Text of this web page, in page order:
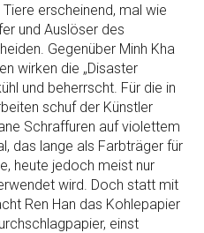
erscheinend, mal wie
und Auslöser des
Gegenüber Minh Kha
wirken die „Disaster
und beherrscht. Für die in
schuf der Künstler
Schraffuren auf violettem
das lange als Farbträger für
heute jedoch meist nur
wird. Doch statt mit
Ren Han das Kohlepapier
einst